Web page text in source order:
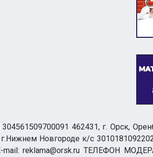
462431, г. Орск,
Новгороде к/с
reklama@orsk.ru ТЕЛЕФОН